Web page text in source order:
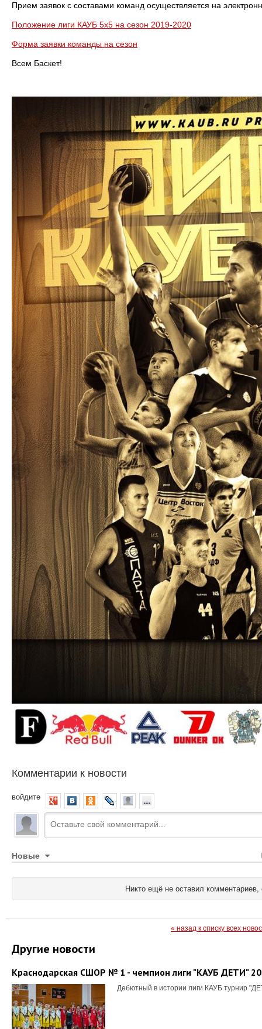
Прием заявок с составами команд осуществляется на
Положение лиги КАУБ 5х5 на сезон 2019-2020
Форма заявки команды на сезон
Всем Баскет!
Комментарии к новости
войдите
Новые
Никто ещё не оставил комментариев,
« назад к списку всех
Другие новости
Краснодарская СШОР № 1 - чемпион лиги "КАУБ ДЕТИ"
Дебютный в истории лиги КАУБ турнир